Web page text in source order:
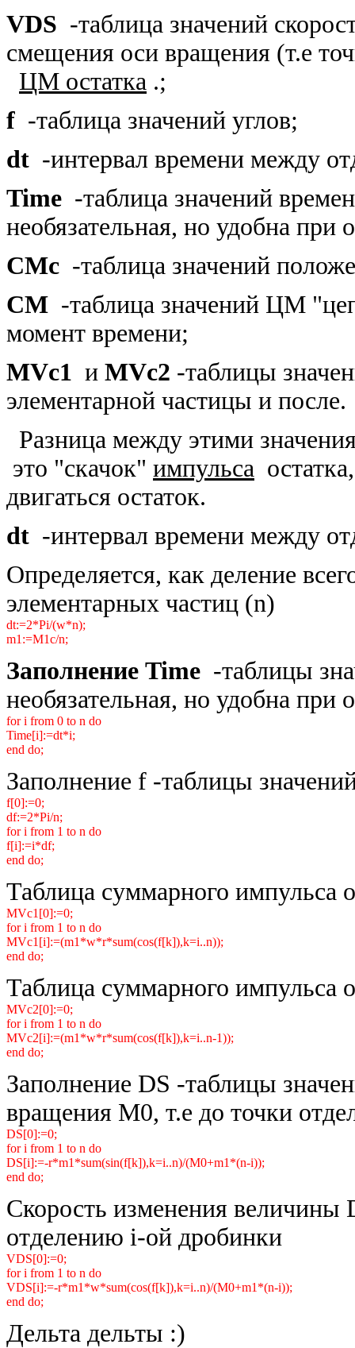
VDS -таблица значений
смещения оси вращения (т.е
ЦМ остатка .;
f -таблица значений углов;
dt -интервал времени между
Time -таблица значений
необязательная, но удобна при
CMc -таблица значений
CM -таблица значений ЦМ
момент времени;
MVc1 и MVc2 -таблицы
элементарной частицы и после.
Разница между этими
это "скачок" импульса
двигаться остаток.
dt -интервал времени между
Определяется, как деление
элементарных частиц (n)
dt:=2*Pi/(w*n);
m1:=M1c/n;
Заполнение Time -таблицы
необязательная, но удобна при
for i from 0 to n do
Time[i]:=dt*i;
end do;
Заполнение f -таблицы
f[0]:=0;
df:=2*Pi/n;
for i from 1 to n do
f[i]:=i*df;
end do;
Таблица суммарного импульса
MVc1[0]:=0;
for i from 1 to n do
MVc1[i]:=(m1*w*r*sum(cos(f[k]),k=i..n));
end do;
Таблица суммарного импульса
MVc2[0]:=0;
for i from 1 to n do
MVc2[i]:=(m1*w*r*sum(cos(f[k]),k=i..n-1));
end do;
Заполнение DS -таблицы
вращения M0, т.е до точки
DS[0]:=0;
for i from 1 to n do
DS[i]:=-r*m1*sum(sin(f[k]),k=i..n)/(M0+m1*(n-i));
end do;
Скорость изменения
отделению i-ой дробинки
VDS[0]:=0;
for i from 1 to n do
VDS[i]:=-r*m1*w*sum(cos(f[k]),k=i..n)/(M0+m1*(n-i));
end do;
Дельта дельты :)